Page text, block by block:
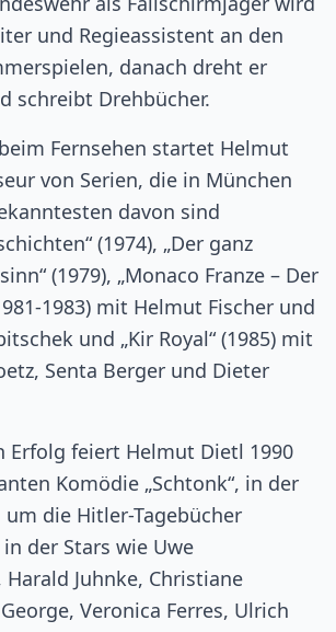
und Regieassistent an den
danach dreht er
schreibt Drehbücher.
Fernsehen startet Helmut
von Serien, die in München
davon sind
(1974), „Der ganz
(1979), „Monaco Franze – Der
1983) mit Helmut Fischer und
und „Kir Royal“ (1985) mit
Senta Berger und Dieter
Erfolg feiert Helmut Dietl 1990
Komödie „Schtonk“, in der
um die Hitler-Tagebücher
der Stars wie Uwe
Juhnke, Christiane
Veronica Ferres, Ulrich